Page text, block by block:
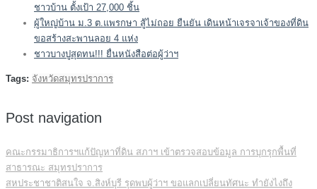
ชาวบ้าน ตั้งเป้า 27,000 ชิ้น
ผู้ใหญ่บ้าน ม.3 ต.แพรกษา สู้ไม่ถอย ยืนยัน เดินหน้าเจรจาเจ้าของที่ดิน
ขอสร้างสะพานลอย 4 แห่ง
ชาวบางปูสุดทน!!! ยื่นหนังสือต่อผู้ว่าฯ
Tags: จังหวัดสมุทรปราการ
Post navigation
คณะกรรมาธิการฯแก้ปัญหาที่ดิน สภาฯ เข้าตรวจสอบข้อมูล การบุกรุกพื้นที่
สาธารณะ สมุทรปราการ
สหประชาชาติสนใจ จ.สิงห์บุรี รุดพบผู้ว่าฯ ขอแลกเปลี่ยนทัศนะ ทำยังไงถึง